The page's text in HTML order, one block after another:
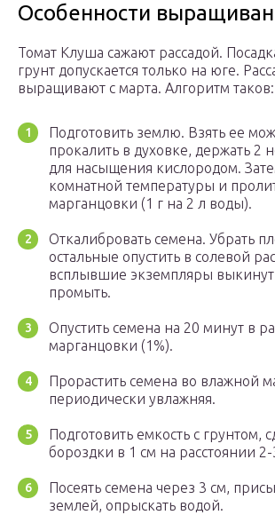
Особенности
Томат Клуша сажают рассадой.
грунт допускается только на юге.
выращивают с марта. Алгоритм таков:
Подготовить землю. Взять ее
прокалить в духовке, держать 2
для насыщения кислородом.
комнатной температуры и
марганцовки (1 г на 2 л воды).
Откалибровать семена. Убрать
остальные опустить в солевой
всплывшие экземпляры
промыть.
Опустить семена на 20 минут в
марганцовки (1%).
Прорастить семена во влажной
периодически увлажняя.
Подготовить емкость с грунтом,
бороздки в 1 см на расстоянии 2-
Посеять семена через 3 см,
землей, опрыскать водой.